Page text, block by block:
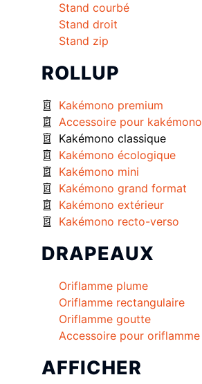
Stand courbé
Stand droit
Stand zip
ROLLUP
Kakémono premium
Accessoire pour kakémono
Kakémono classique
Kakémono écologique
Kakémono mini
Kakémono grand format
Kakémono extérieur
Kakémono recto-verso
DRAPEAUX
Oriflamme plume
Oriflamme rectangulaire
Oriflamme goutte
Accessoire pour oriflamme
AFFICHER